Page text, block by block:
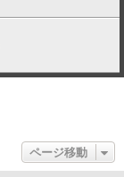
ページ移動